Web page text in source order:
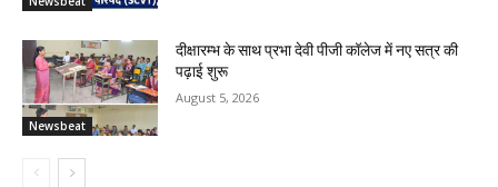
Newsbeat
दीक्षारम्भ के साथ प्रभा देवी पीजी कॉलेज में नए सत्र की
पढ़ाई शुरू
August 5, 2026